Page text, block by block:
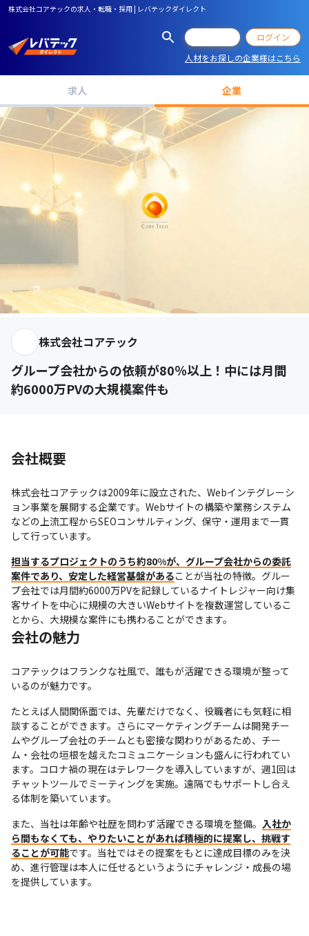
株式会社コアテックの求人・転職・採用 | レバテックダイレクト
ログイン
人材をお探しの企業様はこちら
求人 企業
株式会社コアテック
グループ会社からの依頼が80％以上！中には月間
約6000万PVの大規模案件も
会社概要
株式会社コアテックは2009年に設立された、Webインテグレーシ
ョン事業を展開する企業です。Webサイトの構築や業務システム
などの上流工程からSEOコンサルティング、保守・運用まで一貫
して行っています。
担当するプロジェクトのうち約80%が、グループ会社からの委託
案件であり、安定した経営基盤があることが当社の特徴。グルー
プ会社では月間約6000万PVを記録しているナイトレジャー向け集
客サイトを中心に規模の大きいWebサイトを複数運営しているこ
とから、大規模な案件にも携わることができます。
会社の魅力
コアテックはフランクな社風で、誰もが活躍できる環境が整って
いるのが魅力です。
たとえば人間関係面では、先輩だけでなく、役職者にも気軽に相
談することができます。さらにマーケティングチームは開発チー
ムやグループ会社のチームとも密接な関わりがあるため、チー
ム・会社の垣根を越えたコミュニケーションも盛んに行われてい
ます。コロナ禍の現在はテレワークを導入していますが、週1回は
チャットツールでミーティングを実施。遠隔でもサポートし合え
る体制を築いています。
また、当社は年齢や社歴を問わず活躍できる環境を整備。 入社か
ら間もなくても、やりたいことがあれば積極的に提案し、挑戦す
ることが可能です。当社ではその提案をもとに達成目標のみを決
め、進行管理は本人に任せるというようにチャレンジ・成長の場
を提供しています。